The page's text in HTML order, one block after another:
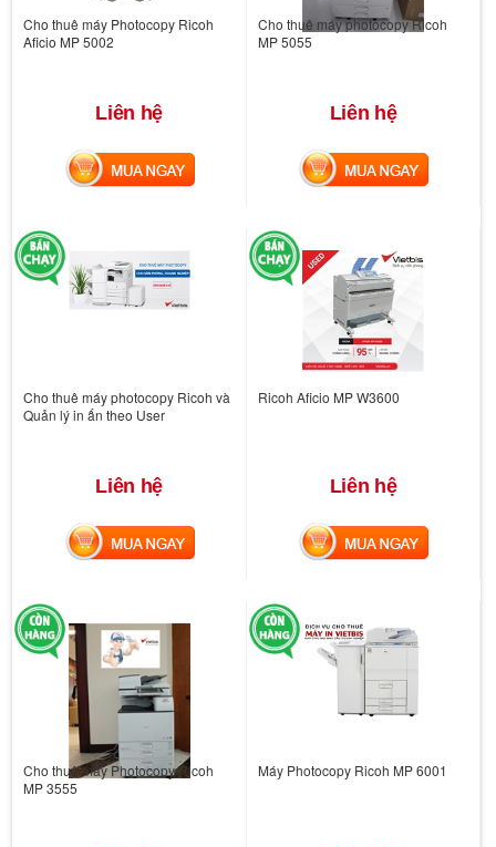
Cho thuê máy Photocopy Ricoh
Aficio MP 5002
Liên hệ
MUA NGAY
Cho thuê máy photocopy Ricoh
MP 5055
Liên hệ
MUA NGAY
Cho thuê máy photocopy Ricoh và
Quản lý in ấn theo User
Liên hệ
MUA NGAY
Ricoh Aficio MP W3600
Liên hệ
MUA NGAY
Cho thuê máy Photocopy Ricoh
MP 3555
Máy Photocopy Ricoh MP 6001